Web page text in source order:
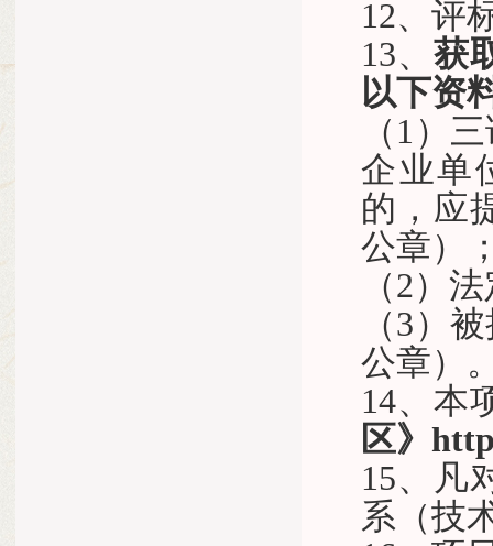
12、评
13、获
以下资
（ 1）
企业单
的，应
公章）
（2）
（3）
公章）
14、本
区》
15、凡
系（技